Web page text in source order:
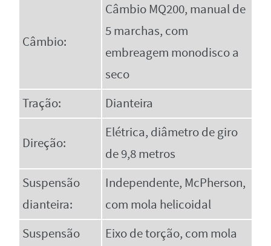
Câmbio:
Câmbio MQ200, manual de
5 marchas, com
embreagem monodisco a
seco
Tração:
Dianteira
Direção:
Elétrica, diâmetro de giro
de 9,8 metros
Suspensão
dianteira:
Independente, McPherson,
com mola helicoidal
Suspensão
Eixo de torção, com mola